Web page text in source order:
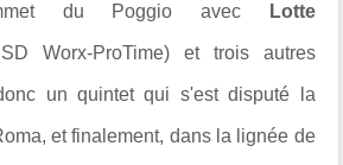
du Poggio avec Lotte
Worx-ProTime) et trois autres
un quintet qui s'est disputé la
et finalement, dans la lignée de